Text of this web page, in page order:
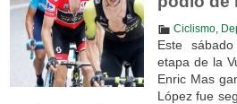
Ciclismo,
Este
etapa de la
Enric Mas
López fue